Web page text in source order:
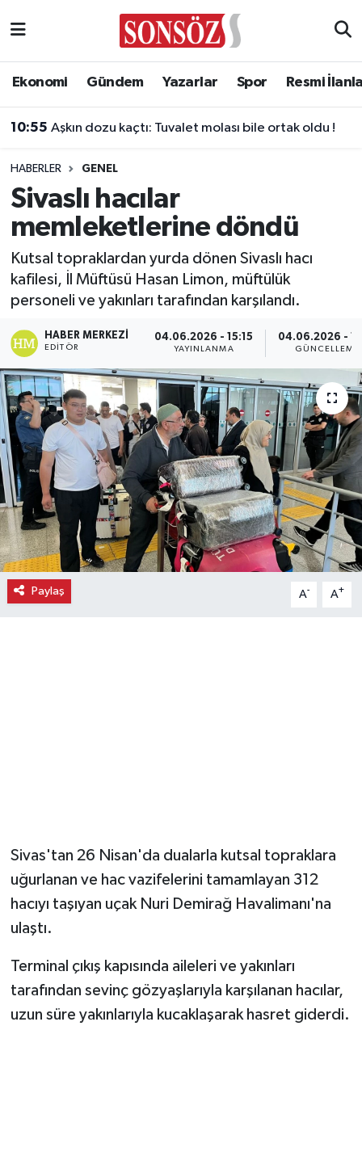
Ekonomi Gündem Yazarlar Spor Resmi
10:55 Aşkın dozu kaçtı: Tuvalet molası bile ortak oldu !
HABERLER GENEL
Sivaslı hacılar
memleketlerine döndü
Kutsal topraklardan yurda dönen Sivaslı hacı
kafilesi, İl Müftüsü Hasan Limon, müftülük
personeli ve yakınları tarafından karşılandı.
HABER MERKEZI
EDITÖR
04.06.2026 - 15:15
YAYINLANMA
04.06.2026 -
GÜNCELLEME
Paylaş A- A+
Sivas'tan 26 Nisan'da dualarla kutsal topraklara
uğurlanan ve hac vazifelerini tamamlayan 312
hacıyı taşıyan uçak Nuri Demirağ Havalimanı'na
ulaştı.
Terminal çıkış kapısında aileleri ve yakınları
tarafından sevinç gözyaşlarıyla karşılanan hacılar,
uzun süre yakınlarıyla kucaklaşarak hasret giderdi.
Asayiş
Biyografi
Çevre
Diğer
Dünya
Eğitim
Ekonomi
Eleman
Emlak
Gündem
Gurme
Haber
Seri İlan
Siyaset
Sokak Hayvanlarını Sahiplendirme
Sonsöz Özel
Ankara Nöbetçi Eczaneler
Ankara Trafik Yoğunluk Haritası
Süper Lig Puan Durumu ve Fikstür
Tüm Manşetler
Son Dakika Haberleri
Haber Arşivi